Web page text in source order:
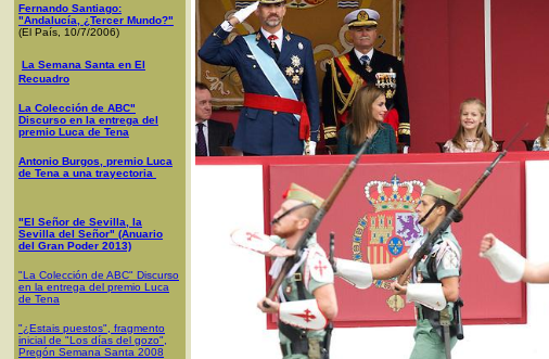
Fernando Santiago:
"Andalucía, ¿Tercer Mundo?"
(El País, 10/7/2006)
La Semana Santa en El
Recuadro
La Colección de ABC"
Discurso en la entrega del
premio Luca de Tena
Antonio Burgos, premio Luca
de Tena a una trayectoria
"El Señor de Sevilla, la
Sevilla del Señor" (Anuario
del Gran Poder 2013)
"La Colección de ABC" Discurso
en la entrega del premio Luca
de Tena
"¿Estais puestos", fragmento
inicial de "Los días del gozo",
Pregón Semana Santa 2008